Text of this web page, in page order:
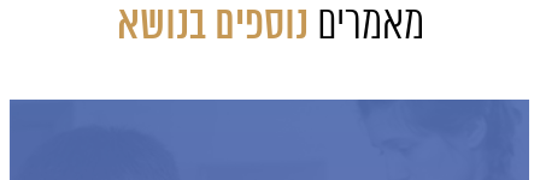
מאמרים נוספים בנושא